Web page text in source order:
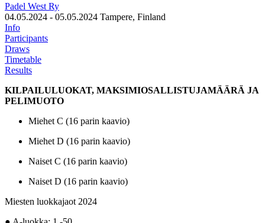
Padel West Ry
04.05.2024 - 05.05.2024 Tampere, Finland
Info
Participants
Draws
Timetable
Results
KILPAILULUOKAT, MAKSIMIOSALLISTUJAMÄÄRÄ JA
PELIMUOTO
Miehet C (16 parin kaavio)
Miehet D (16 parin kaavio)
Naiset C (16 parin kaavio)
Naiset D (16 parin kaavio)
Miesten luokkajaot 2024